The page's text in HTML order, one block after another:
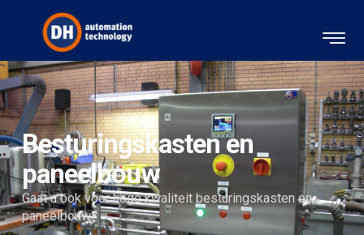
Besturingskasten en
paneelbouw
Gaat u ook voor hoge kwaliteit besturingskasten en
paneelbouw?